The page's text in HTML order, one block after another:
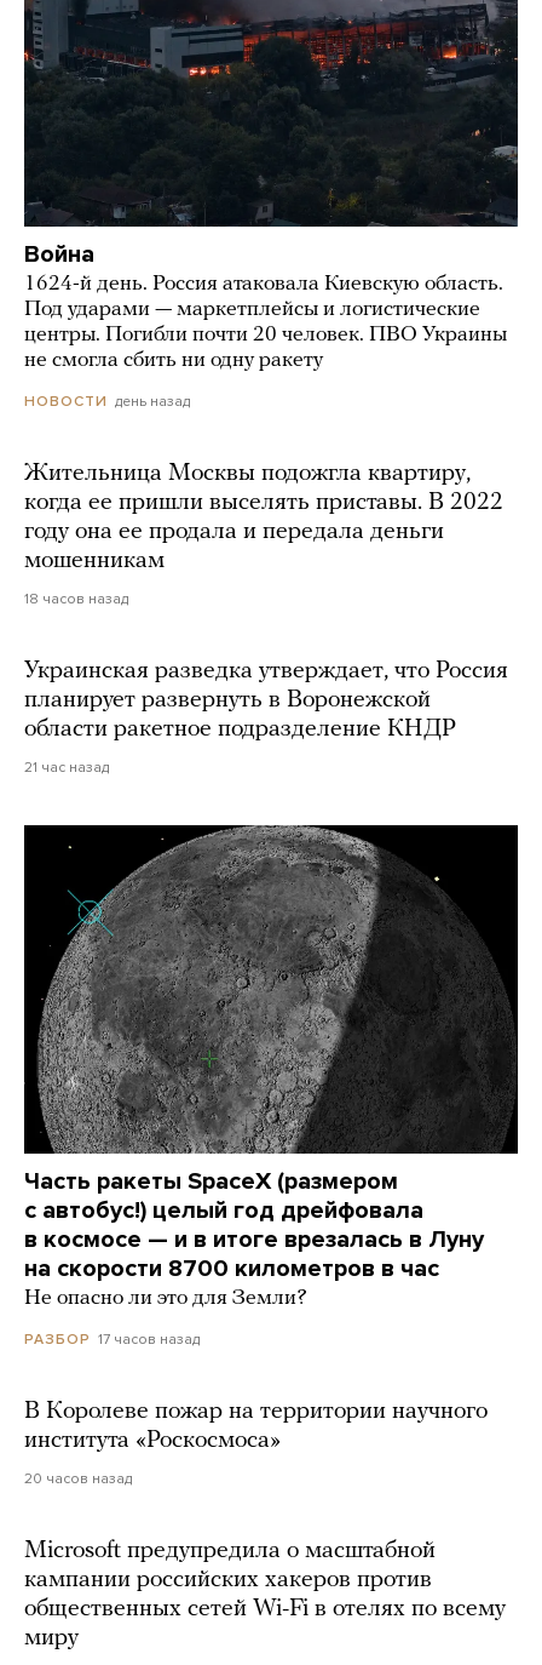
Война
1624-й день. Россия атаковала Киевскую область.
Под ударами — маркетплейсы и логистические
центры. Погибли почти 20 человек. ПВО Украины
не смогла сбить ни одну ракету
НОВОСТИ день назад
Жительница Москвы подожгла квартиру,
когда ее пришли выселять приставы. В 2022
году она ее продала и передала деньги
мошенникам
18 часов назад
Украинская разведка утверждает, что Россия
планирует развернуть в Воронежской
области ракетное подразделение КНДР
21 час назад
Часть ракеты SpaceX (размером
с автобус!) целый год дрейфовала
в космосе — и в итоге врезалась в Луну
на скорости 8700 километров в час
Не опасно ли это для Земли?
РАЗБОР 17 часов назад
В Королеве пожар на территории научного
института «Роскосмоса»
20 часов назад
Microsoft предупредила о масштабной
кампании российских хакеров против
общественных сетей Wi-Fi в отелях по всему
миру